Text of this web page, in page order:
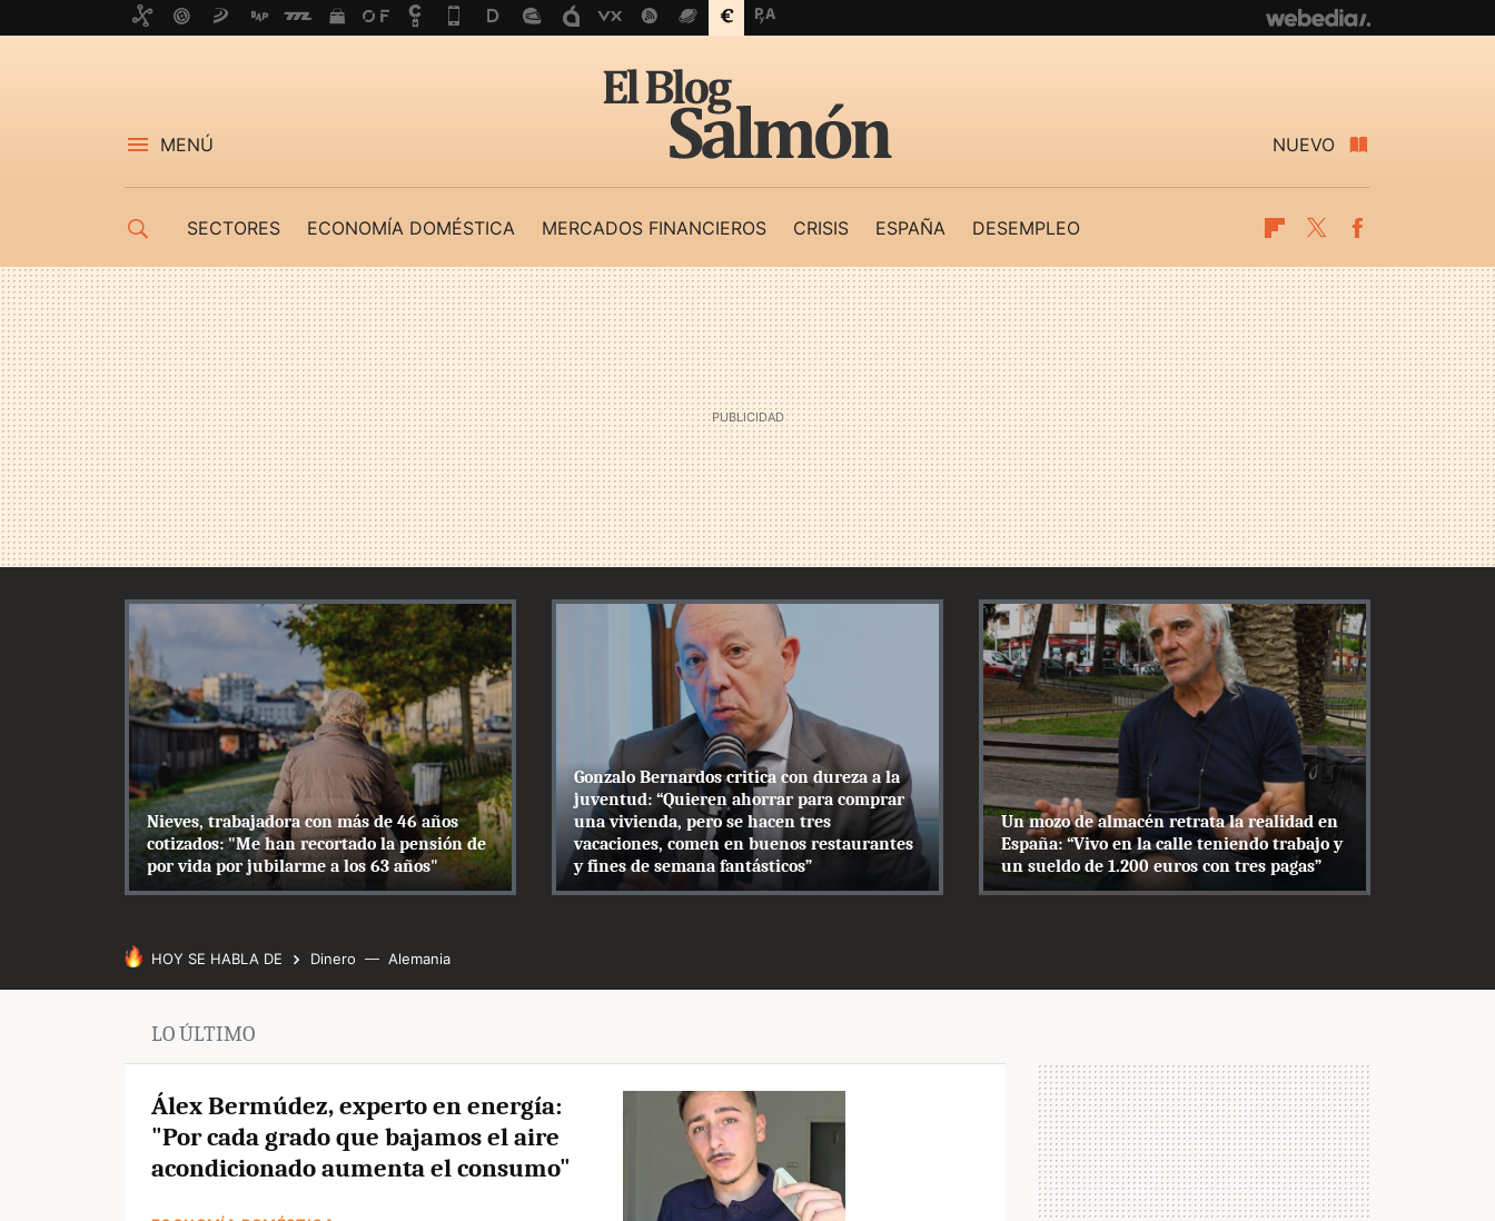
MENÚ NUEVO
SECTORES ECONOMÍA DOMÉSTICA MERCADOS FINANCIEROS CRISIS ESPAÑA DESEMPLEO Flipboard
Twitter
Nieves, trabajadora con más de 46 años
cotizados: "Me han recortado la pensión de
por vida por jubilarme a los 63 años"
Gonzalo Bernardos critica con dureza a la
juventud: “Quieren ahorrar para comprar
una vivienda, pero se hacen tres
vacaciones, comen en buenos restaurantes
y fines de semana fantásticos”
Un mozo de almacén retrata la realidad en
España: “Vivo en la calle teniendo trabajo y
un sueldo de 1.200 euros con tres pagas”
HOY SE HABLA DE Dinero Alemania
LO ÚLTIMO
Álex Bermúdez, experto en energía:
"Por cada grado que bajamos el aire
acondicionado aumenta el consumo"